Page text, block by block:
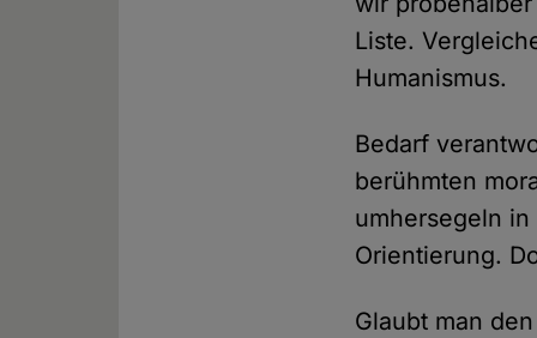
Liste.
Humanismus.
Bedarf
berühmten
umhersegeln in
Orientierung.
Glaubt man